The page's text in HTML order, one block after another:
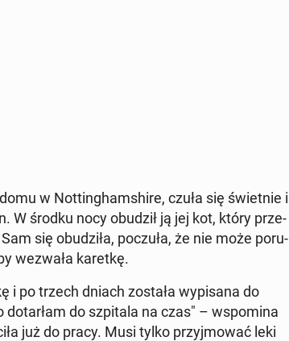
w Not­tin­gham­shi­re, czuła się świet­nie i
W środku nocy obudził ją jej kot, który prze­
się obu­dzi­ła, poczuła, że nie może po­ru­
wezwała karetkę.
i po trzech dniach została wy­pi­sa­na do
do­tar­łam do szpi­ta­la na czas" – wspo­mi­na
już do pracy. Musi tylko przyj­mo­wać leki